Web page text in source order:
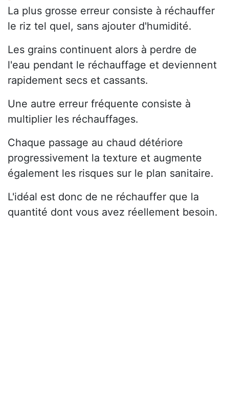
La plus grosse erreur consiste à réchauffer
le riz tel quel, sans ajouter d'humidité.
Les grains continuent alors à perdre de
l'eau pendant le réchauffage et deviennent
rapidement secs et cassants.
Une autre erreur fréquente consiste à
multiplier les réchauffages.
Chaque passage au chaud détériore
progressivement la texture et augmente
également les risques sur le plan sanitaire.
L'idéal est donc de ne réchauffer que la
quantité dont vous avez réellement besoin.